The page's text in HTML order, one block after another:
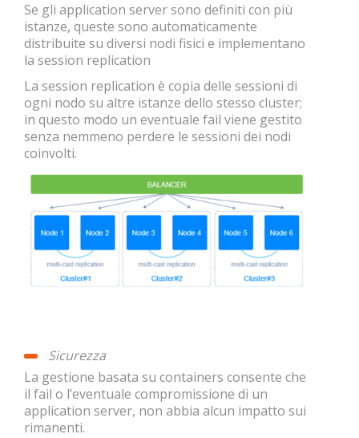
Se gli application server sono definiti con più
istanze, queste sono automaticamente
distribuite su diversi nodi fisici e implementano
la session replication
La session replication è copia delle sessioni di
ogni nodo su altre istanze dello stesso cluster;
in questo modo un eventuale fail viene gestito
senza nemmeno perdere le sessioni dei nodi
coinvolti.
Sicurezza
La gestione basata su containers consente che
il fail o l’eventuale compromissione di un
application server, non abbia alcun impatto sui
rimanenti.